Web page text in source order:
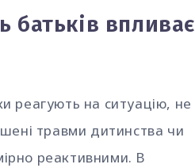
батьків впливає
реагують на ситуацію, не
травми дитинства чи
реактивними. В